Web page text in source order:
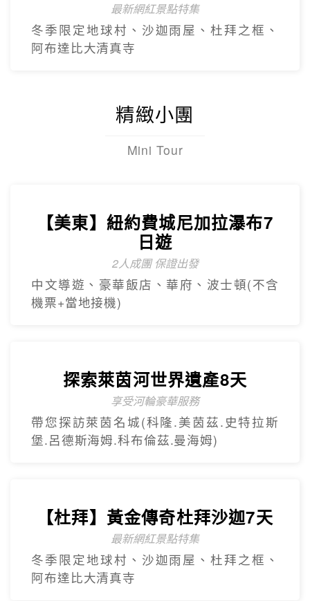
最新網紅景點特集
冬季限定地球村、沙迦⾬屋、杜拜之框、
阿布達比大清真寺
精緻小團
Mini Tour
【美東】紐約費城尼加拉瀑布7
日遊
2人成團 保證出發
中文導遊、豪華飯店、華府、波士頓(不含
機票+當地接機)
探索萊茵河世界遺產8天
享受河輪豪華服務
帶您探訪萊茵名城(科隆.美茵茲.史特拉斯
堡.呂德斯海姆.科布倫茲.曼海姆)
【杜拜】黃金傳奇杜拜沙迦7天
最新網紅景點特集
冬季限定地球村、沙迦⾬屋、杜拜之框、
阿布達比大清真寺